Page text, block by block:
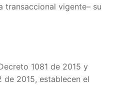
transaccional vigente– su
1081 de 2015 y
de 2015, establecen el